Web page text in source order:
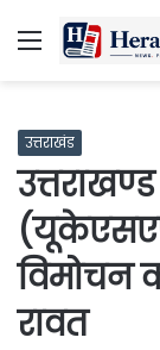
Menu
उत्तराखंड
विमोचन
रावत